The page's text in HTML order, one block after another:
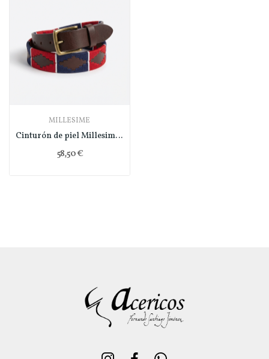
MILLESIME
Cinturón de piel Millesime - rojo
58,50 €